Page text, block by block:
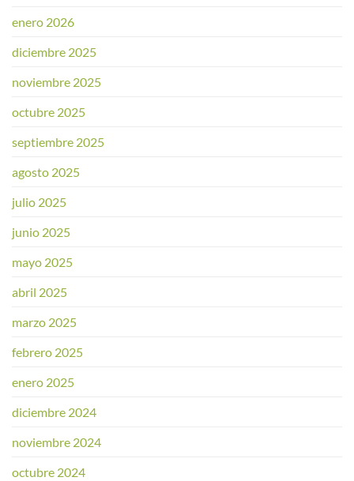
enero 2026
diciembre 2025
noviembre 2025
octubre 2025
septiembre 2025
agosto 2025
julio 2025
junio 2025
mayo 2025
abril 2025
marzo 2025
febrero 2025
enero 2025
diciembre 2024
noviembre 2024
octubre 2024